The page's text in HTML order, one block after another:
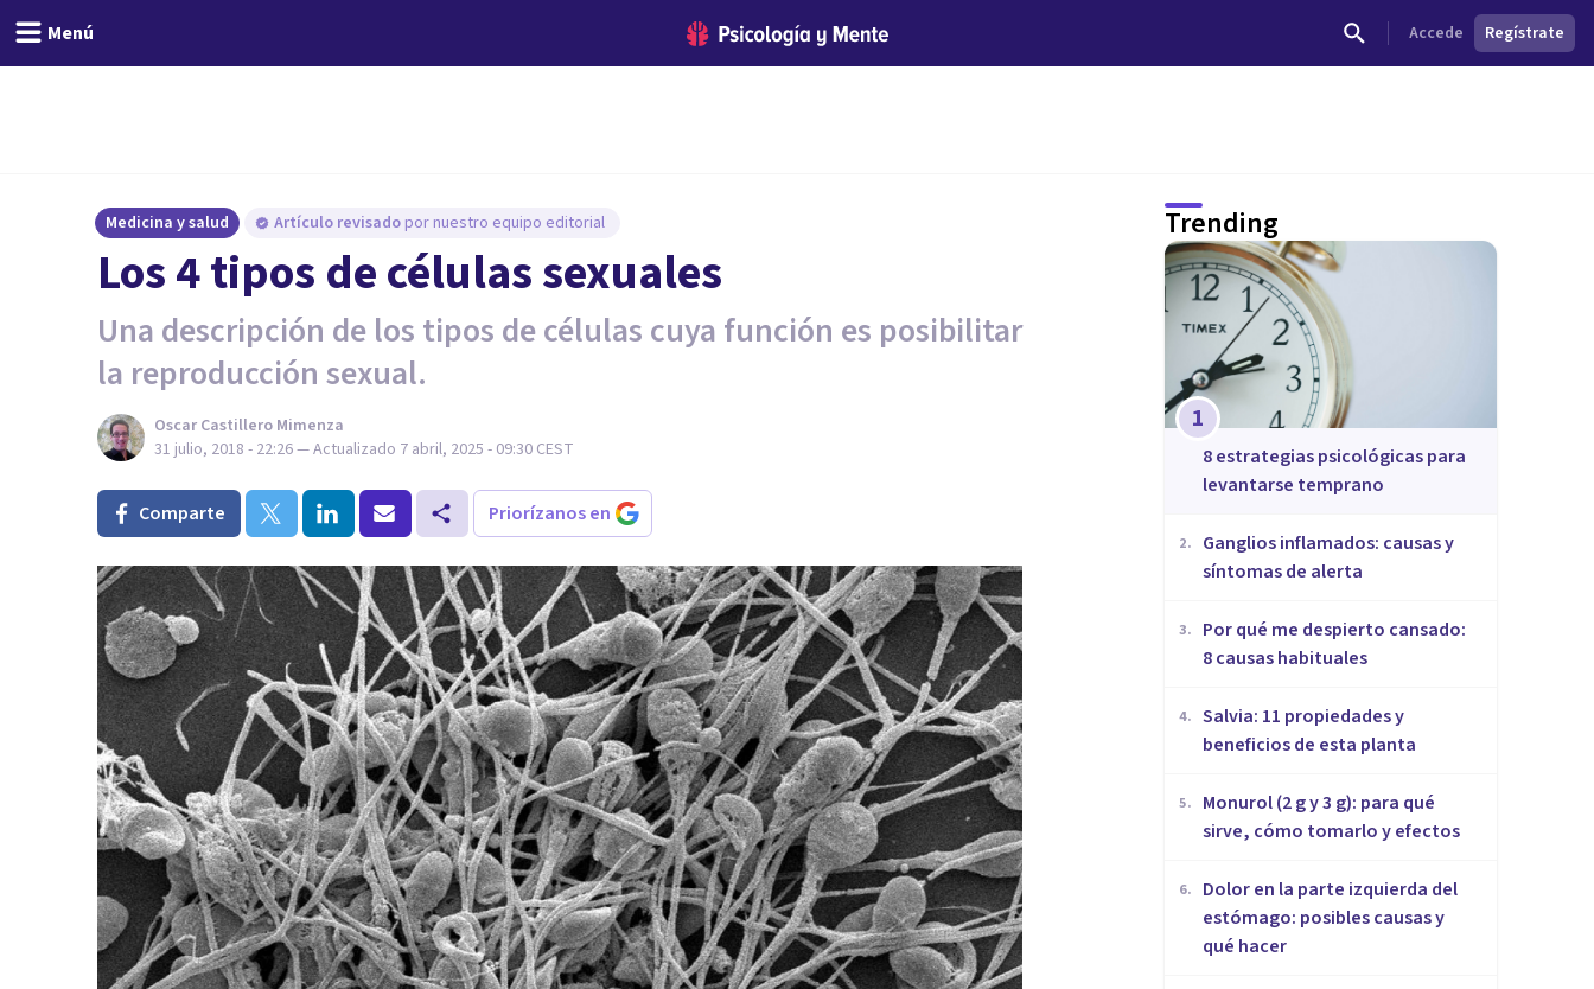
Menú Accede Regístrate
Medicina y salud Artículo revisado por nuestro equipo editorial
Los 4 tipos de células sexuales
Una descripción de los tipos de células cuya función es posibilitar
la reproducción sexual.
Oscar Castillero Mimenza
31 julio, 2018 - 22:26— Actualizado 7 abril, 2025 - 09:30 CEST
Comparte Priorízanos en
Trending
1
8 estrategias psicológicas para
levantarse temprano
2.
Ganglios inflamados: causas y
síntomas de alerta
3.
Por qué me despierto cansado:
8 causas habituales
4. Salvia: 11 propiedades y
beneficios de esta planta
5.
Monurol (2 g y 3 g): para qué
sirve, cómo tomarlo y efectos
6.
Dolor en la parte izquierda del
estómago: posibles causas y
qué hacer